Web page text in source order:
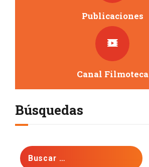
Publicaciones
Canal Filmoteca
Búsquedas
Buscar: